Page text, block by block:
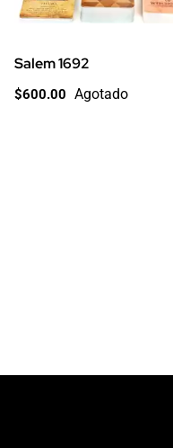
Salem 1692
$600.00 Agotado